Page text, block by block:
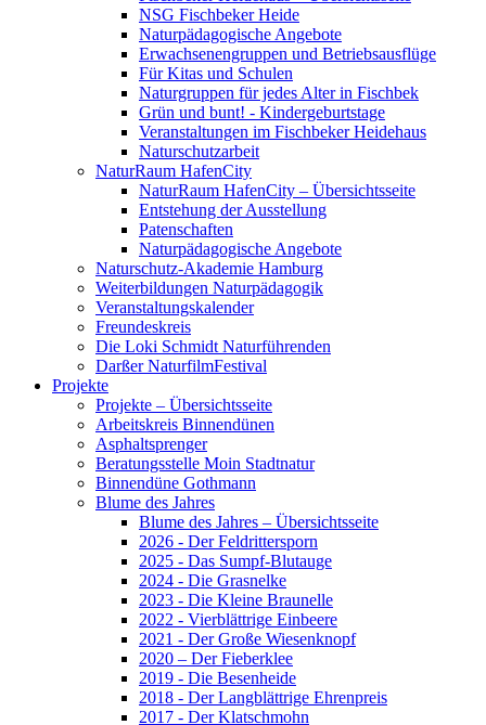
NSG Fischbeker Heide
Naturpädagogische Angebote
Erwachsenengruppen und Betriebsausflüge
Für Kitas und Schulen
Naturgruppen für jedes Alter in Fischbek
Grün und bunt! - Kindergeburtstage
Veranstaltungen im Fischbeker Heidehaus
Naturschutzarbeit
NaturRaum HafenCity
NaturRaum HafenCity – Übersichtsseite
Entstehung der Ausstellung
Patenschaften
Naturpädagogische Angebote
Naturschutz-Akademie Hamburg
Weiterbildungen Naturpädagogik
Veranstaltungskalender
Freundeskreis
Die Loki Schmidt Naturführenden
Darßer NaturfilmFestival
Projekte
Projekte – Übersichtsseite
Arbeitskreis Binnendünen
Asphaltsprenger
Beratungsstelle Moin Stadtnatur
Binnendüne Gothmann
Blume des Jahres
Blume des Jahres – Übersichtsseite
2026 - Der Feldrittersporn
2025 - Das Sumpf-Blutauge
2024 - Die Grasnelke
2023 - Die Kleine Braunelle
2022 - Vierblättrige Einbeere
2021 - Der Große Wiesenknopf
2020 – Der Fieberklee
2019 - Die Besenheide
2018 - Der Langblättrige Ehrenpreis
2017 - Der Klatschmohn